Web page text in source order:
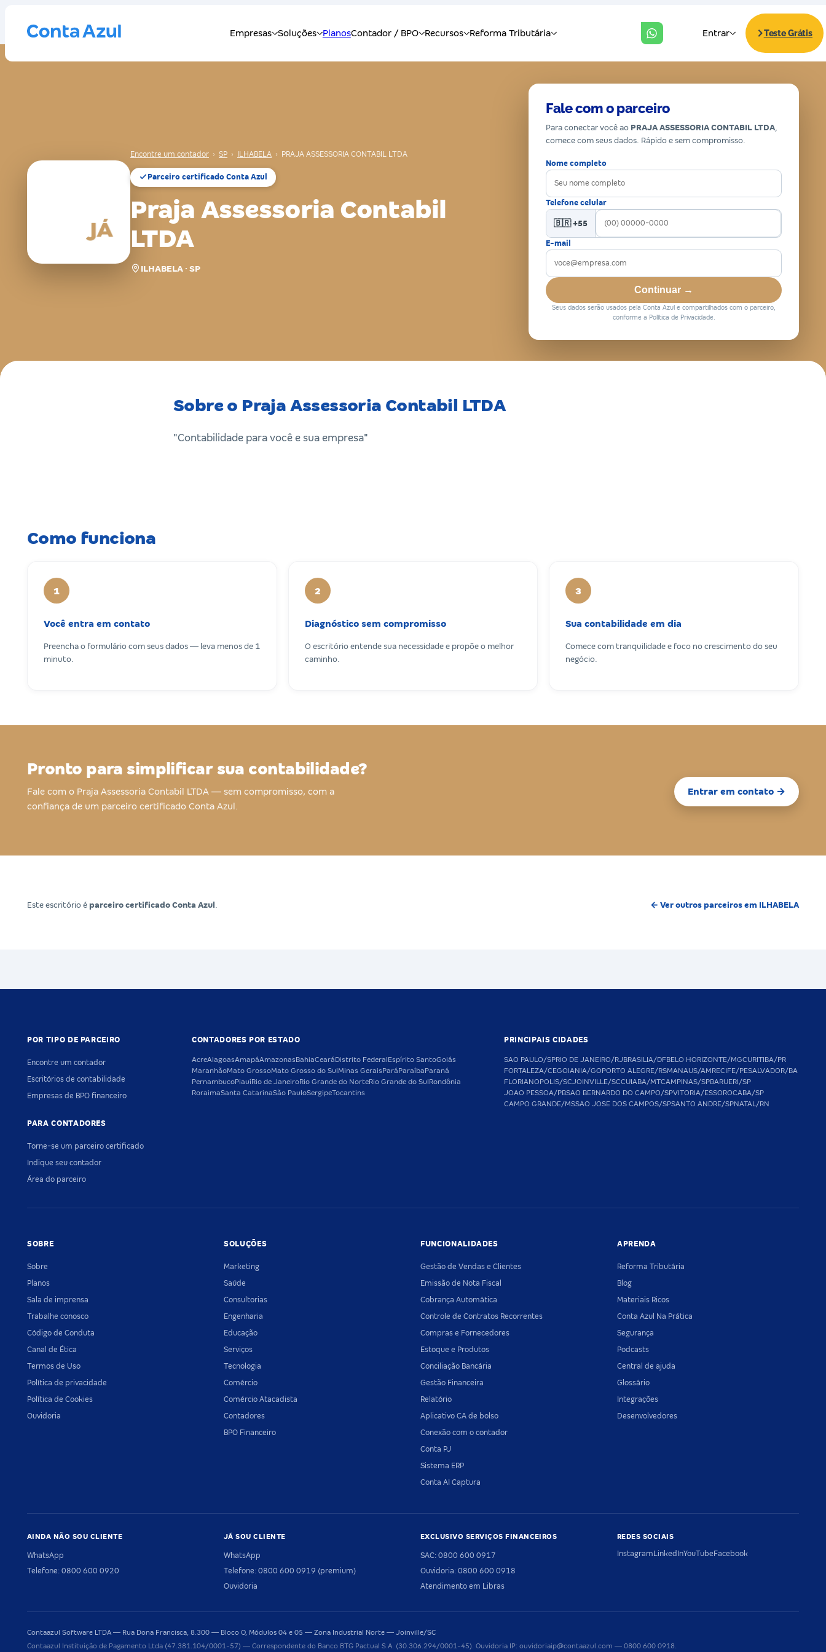
Encontre um contador › SP › ILHABELA › PRAJA ASSESSORIA CONTABIL LTDA
Parceiro certificado Conta Azul
Praja Assessoria Contabil
LTDA
ILHABELA · SP
Fale com o parceiro
Para conectar você ao PRAJA ASSESSORIA CONTABIL LTDA,
comece com seus dados. Rápido e sem compromisso.
Nome completo
Telefone celular
🇧🇷 +55
E-mail
Continuar →
Seus dados serão usados pela Conta Azul e compartilhados com o parceiro,
conforme a Política de Privacidade.
Sobre o Praja Assessoria Contabil LTDA
"Contabilidade para você e sua empresa"
Como funciona
1
Você entra em contato
Preencha o formulário com seus dados — leva menos de 1
minuto.
2
Diagnóstico sem compromisso
O escritório entende sua necessidade e propõe o melhor
caminho.
3
Sua contabilidade em dia
Comece com tranquilidade e foco no crescimento do seu
negócio.
Pronto para simplificar sua contabilidade?
Fale com o Praja Assessoria Contabil LTDA — sem compromisso, com a
confiança de um parceiro certificado Conta Azul.
Entrar em contato →
Este escritório é parceiro certificado Conta Azul . ← Ver outros parceiros em ILHABELA
POR TIPO DE PARCEIRO
Encontre um contador
Escritórios de contabilidade
Empresas de BPO financeiro
PARA CONTADORES
Torne-se um parceiro certificado
Indique seu contador
Área do parceiro
CONTADORES POR ESTADO
AcreAlagoasAmapáAmazonasBahiaCearáDistrito FederalEspírito SantoGoiás
MaranhãoMato GrossoMato Grosso do SulMinas GeraisParáParaíbaParaná
PernambucoPiauíRio de JaneiroRio Grande do NorteRio Grande do SulRondônia
RoraimaSanta CatarinaSão PauloSergipeTocantins
PRINCIPAIS CIDADES
SAO PAULO/SPRIO DE JANEIRO/RJBRASILIA/DFBELO HORIZONTE/MGCURITIBA/PR
FORTALEZA/CEGOIANIA/GOPORTO ALEGRE/RSMANAUS/AMRECIFE/PESALVADOR/BA
FLORIANOPOLIS/SCJOINVILLE/SCCUIABA/MTCAMPINAS/SPBARUERI/SP
JOAO PESSOA/PBSAO BERNARDO DO CAMPO/SPVITORIA/ESSOROCABA/SP
CAMPO GRANDE/MSSAO JOSE DOS CAMPOS/SPSANTO ANDRE/SPNATAL/RN
SOBRE
Sobre
Planos
Sala de imprensa
Trabalhe conosco
Código de Conduta
Canal de Ética
Termos de Uso
Política de privacidade
Política de Cookies
Ouvidoria
SOLUÇÕES
Marketing
Saúde
Consultorias
Engenharia
Educação
Serviços
Tecnologia
Comércio
Comércio Atacadista
Contadores
BPO Financeiro
FUNCIONALIDADES
Gestão de Vendas e Clientes
Emissão de Nota Fiscal
Cobrança Automática
Controle de Contratos Recorrentes
Compras e Fornecedores
Estoque e Produtos
Conciliação Bancária
Gestão Financeira
Relatório
Aplicativo CA de bolso
Conexão com o contador
Conta PJ
Sistema ERP
Conta AI Captura
APRENDA
Reforma Tributária
Blog
Materiais Ricos
Conta Azul Na Prática
Segurança
Podcasts
Central de ajuda
Glossário
Integrações
Desenvolvedores
AINDA NÃO SOU CLIENTE
WhatsApp
Telefone: 0800 600 0920
JÁ SOU CLIENTE
WhatsApp
Telefone: 0800 600 0919 (premium)
Ouvidoria
EXCLUSIVO SERVIÇOS FINANCEIROS
SAC: 0800 600 0917
Ouvidoria: 0800 600 0918
Atendimento em Libras
REDES SOCIAIS
InstagramLinkedInYouTubeFacebook
Contaazul Software LTDA — Rua Dona Francisca, 8.300 — Bloco O, Módulos 04 e 05 — Zona Industrial Norte — Joinville/SC
Contaazul Instituição de Pagamento Ltda (47.381.104/0001-57) — Correspondente do Banco BTG Pactual S.A. (30.306.294/0001-45). Ouvidoria IP: ouvidoriaip@contaazul.com — 0800 600 0918.